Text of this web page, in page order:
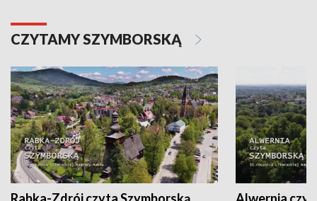
CZYTAMY SZYMBORSKĄ
Rabka-Zdrój czyta Szymborską Alwernia